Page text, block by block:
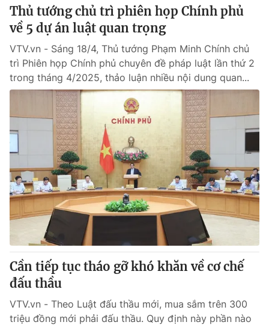
Thủ tướng chủ trì phiên họp Chính phủ
về 5 dự án luật quan trọng
VTV.vn - Sáng 18/4, Thủ tướng Phạm Minh Chính chủ
trì Phiên họp Chính phủ chuyên đề pháp luật lần thứ 2
trong tháng 4/2025, thảo luận nhiều nội dung quan...
Cần tiếp tục tháo gỡ khó khăn về cơ chế
đấu thầu
VTV.vn - Theo Luật đấu thầu mới, mua sắm trên 300
triệu đồng mới phải đấu thầu. Quy định này phần nào